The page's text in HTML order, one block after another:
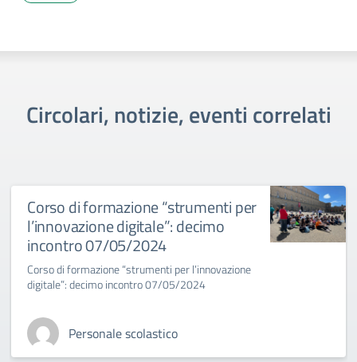
Circolari, notizie, eventi correlati
Corso di formazione “strumenti per
l’innovazione digitale”: decimo
incontro 07/05/2024
Corso di formazione “strumenti per l’innovazione
digitale”: decimo incontro 07/05/2024
Personale scolastico